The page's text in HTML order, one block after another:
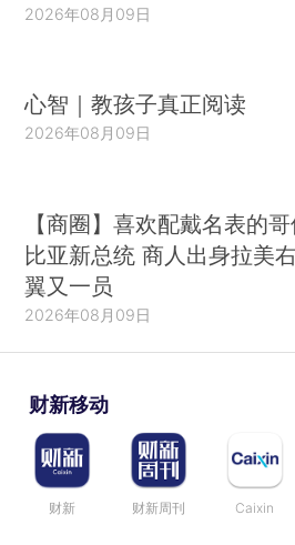
2026年08月09日
心智｜教孩子真正阅读
2026年08月09日
【商圈】喜欢配戴名表的
比亚新总统 商人出身拉美
翼又一员
2026年08月09日
财新移动
财新 财新周刊 Caixin